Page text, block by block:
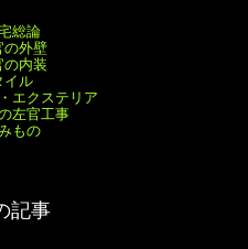
総論
の外壁
の内装
イル
エクステリア
左官工事
もの
記事